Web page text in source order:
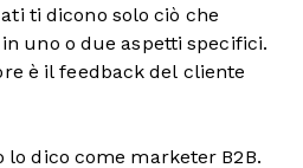
ti dicono solo ciò che
uno o due aspetti specifici.
è il feedback del cliente
dico come marketer B2B.